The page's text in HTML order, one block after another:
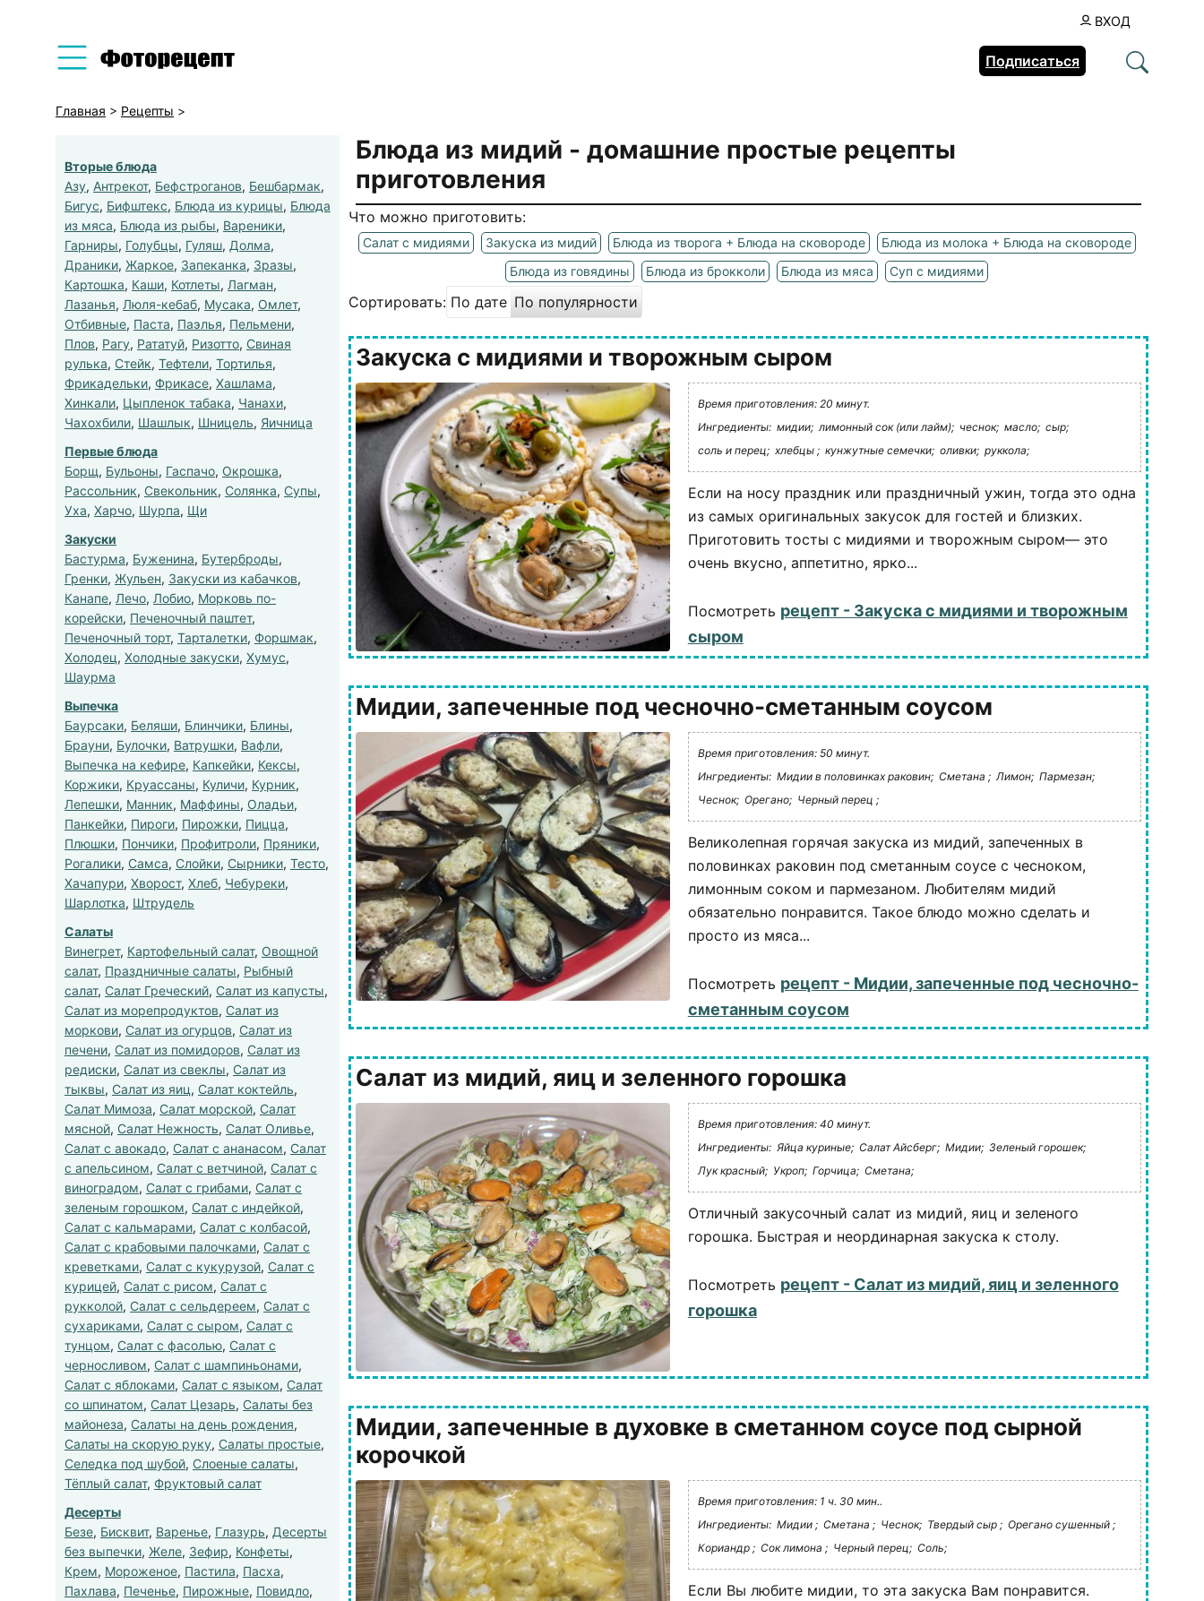
ВХОД
Подписаться
Главная > Рецепты >
Вторые блюда
Азу, Антрекот, Бефстроганов, Бешбармак,
Бигус, Бифштекс, Блюда из курицы, Блюда
из мяса, Блюда из рыбы, Вареники,
Гарниры, Голубцы, Гуляш, Долма,
Драники, Жаркое, Запеканка, Зразы,
Картошка, Каши, Котлеты, Лагман,
Лазанья, Люля-кебаб, Мусака, Омлет,
Отбивные, Паста, Паэлья, Пельмени,
Плов, Рагу, Рататуй, Ризотто, Свиная
рулька, Стейк, Тефтели, Тортилья,
Фрикадельки, Фрикасе, Хашлама,
Хинкали, Цыпленок табака, Чанахи,
Чахохбили, Шашлык, Шницель, Яичница
Первые блюда
Борщ, Бульоны, Гаспачо, Окрошка,
Рассольник, Свекольник, Солянка, Супы,
Уха, Харчо, Шурпа, Щи
Закуски
Бастурма, Буженина, Бутерброды,
Гренки, Жульен, Закуски из кабачков,
Канапе, Лечо, Лобио, Морковь по-
корейски, Печеночный паштет,
Печеночный торт, Тарталетки, Форшмак,
Холодец, Холодные закуски, Хумус,
Шаурма
Выпечка
Баурсаки, Беляши, Блинчики, Блины,
Брауни, Булочки, Ватрушки, Вафли,
Выпечка на кефире, Капкейки, Кексы,
Коржики, Круассаны, Куличи, Курник,
Лепешки, Манник, Маффины, Оладьи,
Панкейки, Пироги, Пирожки, Пицца,
Плюшки, Пончики, Профитроли, Пряники,
Рогалики, Самса, Слойки, Сырники, Тесто,
Хачапури, Хворост, Хлеб, Чебуреки,
Шарлотка, Штрудель
Салаты
Винегрет, Картофельный салат, Овощной
салат, Праздничные салаты, Рыбный
салат, Салат Греческий, Салат из капусты,
Салат из морепродуктов, Салат из
моркови, Салат из огурцов, Салат из
печени, Салат из помидоров, Салат из
редиски, Салат из свеклы, Салат из
тыквы, Салат из яиц, Салат коктейль,
Салат Мимоза, Салат морской, Салат
мясной, Салат Нежность, Салат Оливье,
Салат с авокадо, Салат с ананасом, Салат
с апельсином, Салат с ветчиной, Салат с
виноградом, Салат с грибами, Салат с
зеленым горошком, Салат с индейкой,
Салат с кальмарами, Салат с колбасой,
Салат с крабовыми палочками, Салат с
креветками, Салат с кукурузой, Салат с
курицей, Салат с рисом, Салат с
рукколой, Салат с сельдереем, Салат с
сухариками, Салат с сыром, Салат с
тунцом, Салат с фасолью, Салат с
черносливом, Салат с шампиньонами,
Салат с яблоками, Салат с языком, Салат
со шпинатом, Салат Цезарь, Салаты без
майонеза, Салаты на день рождения,
Салаты на скорую руку, Салаты простые,
Селедка под шубой, Слоеные салаты,
Тёплый салат, Фруктовый салат
Десерты
Безе, Бисквит, Варенье, Глазурь, Десерты
без выпечки, Желе, Зефир, Конфеты,
Крем, Мороженое, Пастила, Пасха,
Пахлава, Печенье, Пирожные, Повидло,
Блюда из мидий - домашние простые рецепты
приготовления
Что можно приготовить:
Салат с мидиями Закуска из мидий Блюда из творога + Блюда на сковороде
Блюда из молока + Блюда на сковороде
Блюда из говядины
Блюда из брокколи Блюда из мяса Суп с мидиями
Сортировать: По дате По популярности
Закуска с мидиями и творожным сыром
Время приготовления: 20 минут.
Ингредиенты: мидии; лимонный сок (или лайм); чеснок; масло; сыр;
соль и перец; хлебцы ; кунжутные семечки; оливки; руккола;
Если на носу праздник или праздничный ужин, тогда это одна
из самых оригинальных закусок для гостей и близких.
Приготовить тосты с мидиями и творожным сыром— это
очень вкусно, аппетитно, ярко...
Посмотреть рецепт - Закуска с мидиями и творожным
сыром
Мидии, запеченные под чесночно-сметанным соусом
Время приготовления: 50 минут.
Ингредиенты: Мидии в половинках раковин; Сметана ; Лимон; Пармезан;
Чеснок; Орегано; Черный перец ;
Великолепная горячая закуска из мидий, запеченных в
половинках раковин под сметанным соусе с чесноком,
лимонным соком и пармезаном. Любителям мидий
обязательно понравится. Такое блюдо можно сделать и
просто из мяса...
Посмотреть рецепт - Мидии, запеченные под чесночно-
сметанным соусом
Салат из мидий, яиц и зеленного горошка
Время приготовления: 40 минут.
Ингредиенты: Яйца куриные; Салат Айсберг; Мидии; Зеленый горошек;
Лук красный; Укроп; Горчица; Сметана;
Отличный закусочный салат из мидий, яиц и зеленого
горошка. Быстрая и неординарная закуска к столу.
Посмотреть рецепт - Салат из мидий, яиц и зеленного
горошка
Мидии, запеченные в духовке в сметанном соусе под сырной
корочкой
Время приготовления: 1 ч. 30 мин..
Ингредиенты: Мидии ; Сметана ; Чеснок; Твердый сыр ; Орегано сушенный ;
Кориандр ; Сок лимона ; Черный перец; Соль;
Если Вы любите мидии, то эта закуска Вам понравится.